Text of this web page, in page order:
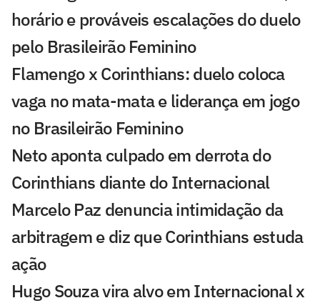
horário e prováveis escalações do duelo
pelo Brasileirão Feminino
Flamengo x Corinthians: duelo coloca
vaga no mata-mata e liderança em jogo
no Brasileirão Feminino
Neto aponta culpado em derrota do
Corinthians diante do Internacional
Marcelo Paz denuncia intimidação da
arbitragem e diz que Corinthians estuda
ação
Hugo Souza vira alvo em Internacional x